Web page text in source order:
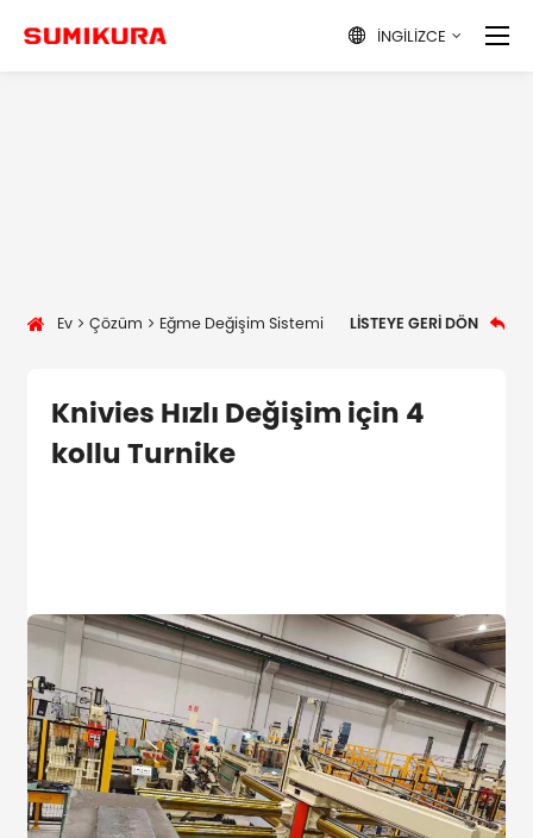
 İNGILIZCE
Ev Çözüm Eğme Değişim Sistemi LISTEYE GERI DÖN 
Knivies Hızlı Değişim için 4
kollu Turnike